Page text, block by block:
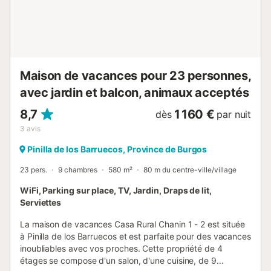
Maison de vacances pour 23 personnes,
avec jardin et balcon, animaux acceptés
8,7
3 avis
dès 1 160 € par nuit
Pinilla de los Barruecos, Province de Burgos
23 pers. 9 chambres 580 m² 80 m du centre-ville/village
WiFi, Parking sur place, TV, Jardin, Draps de lit,
Serviettes
La maison de vacances Casa Rural Chanin 1 - 2 est située
à Pinilla de los Barruecos et est parfaite pour des vacances
inoubliables avec vos proches. Cette propriété de 4
étages se compose d'un salon, d'une cuisine, de 9